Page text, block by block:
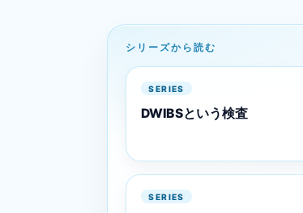
シリーズから読む
SERIES
DWIBSという検査
SERIES